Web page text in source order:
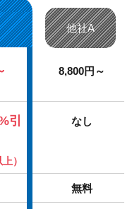
他社A
8,800円～
引
）
なし
無料